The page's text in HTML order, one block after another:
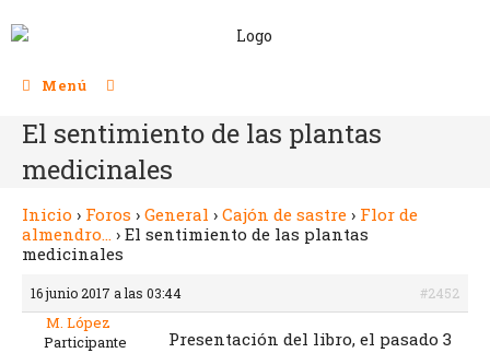
Menú
El sentimiento de las plantas
medicinales
Inicio › Foros › General › Cajón de sastre › Flor de
almendro… › El sentimiento de las plantas
medicinales
16 junio 2017 a las 03:44 #2452
M. López
Participante
Presentación del libro, el pasado 3